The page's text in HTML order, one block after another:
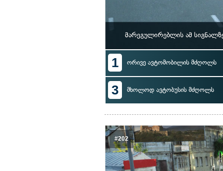
მარეგულირებლის ამ
1 ორივე ავტომობილის მძღოლს
3 მხოლოდ ავტობუსის მძღოლს
#202